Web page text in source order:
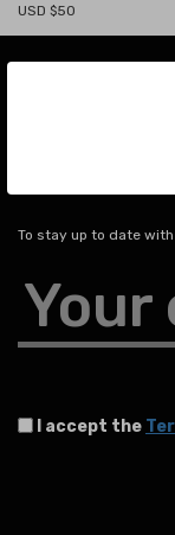
USD $50
To stay up to date
Your
I accept the